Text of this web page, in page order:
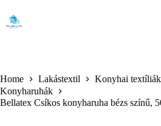
content
Home Lakástextil
Konyhai textíliák
Konyharuhák
Bellatex Csíkos konyharuha bézs színű,